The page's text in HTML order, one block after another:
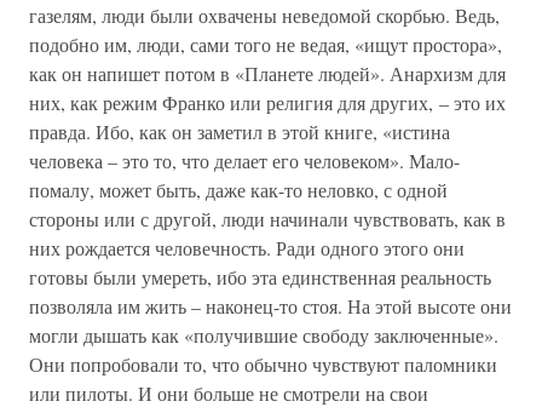
газелям, люди были охвачены неведомой скорбью. Ведь,
подобно им, люди, сами того не ведая, «ищут простора»,
как он напишет потом в «Планете людей». Анархизм для
них, как режим Франко или религия для других, – это их
правда. Ибо, как он заметил в этой книге, «истина
человека – это то, что делает его человеком». Мало-
помалу, может быть, даже как-то неловко, с одной
стороны или с другой, люди начинали чувствовать, как в
них рождается человечность. Ради одного этого они
готовы были умереть, ибо эта единственная реальность
позволяла им жить – наконец-то стоя. На этой высоте они
могли дышать как «получившие свободу заключенные».
Они попробовали то, что обычно чувствуют паломники
или пилоты. И они больше не смотрели на свои